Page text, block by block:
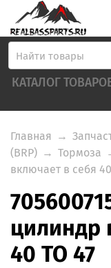
КАТАЛОГ
Главная →
(BRP) → Тормоза
включает в себя 40
цилиндр
40 TO 47